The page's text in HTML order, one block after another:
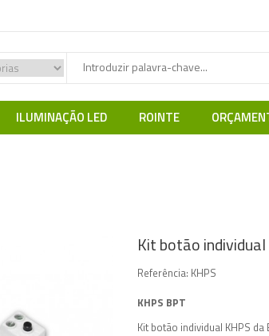
ILUMINAÇÃO LED ROINTE
Kit botão individual
Referência: KHPS
KHPS BPT
Kit botão individual KHPS da